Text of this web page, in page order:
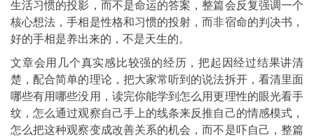
生活习惯的投影，而不是命运的答案，整篇会反复强调一个
核心想法，手相是性格和习惯的投射，而非宿命的判决书，
好的手相是养出来的，不是天生的。
文章会用几个真实感比较强的经历，把起因经过结果讲清
楚，配合简单的理论，把大家常听到的说法拆开，看清里面
哪些有用哪些没用，读完你能学到怎么用更理性的眼光看手
纹，怎么通过观察自己手上的线条来反推自己的情感模式，
怎么把这种观察变成改善关系的机会，而不是吓自己，整篇